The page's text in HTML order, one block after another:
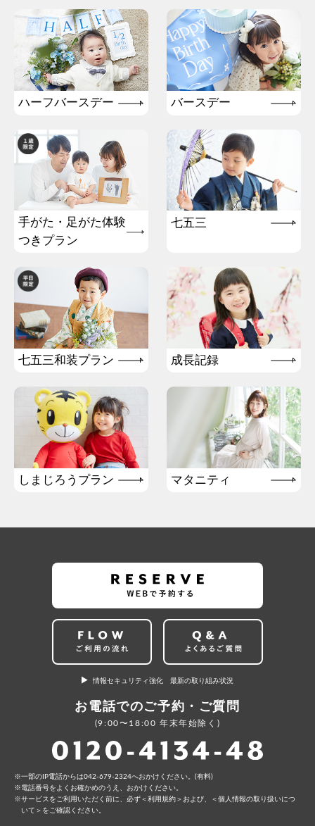
ハーフバースデー バースデー
手がた・足がた体験
つきプラン
七五三
七五三和装プラン 成長記録
しまじろうプラン マタニティ
情報セキュリティ強化 最新の取り組み状況
お電話でのご予約・ご質問
(9:00〜18:00 年末年始除く)
⼀部のIP電話からは042-679-2324へおかけください。(有料)
電話番号をよくお確かめのうえ、おかけください。
サービスをご利⽤いただく前に、必ず ＜利⽤規約＞ および、
＜個⼈情報の取り扱いにつ
いて＞ をご確認ください。